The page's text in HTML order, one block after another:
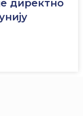
директно